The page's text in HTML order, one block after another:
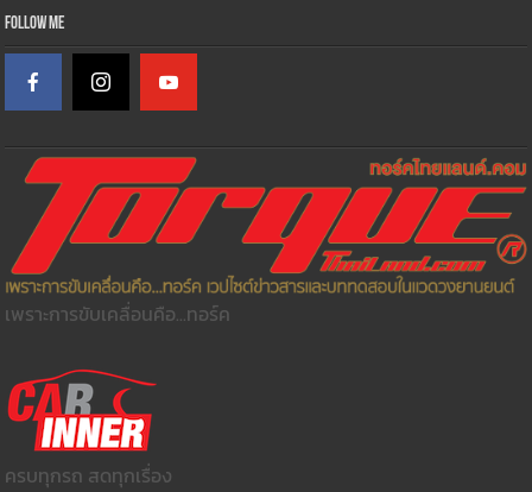
Follow Me
เพราะการขับเคลื่อนคือ...ทอร์ค
ครบทุกรถ สดทุกเรื่อง